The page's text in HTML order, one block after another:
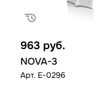
963 руб.
NOVA-3
Арт. E-0296